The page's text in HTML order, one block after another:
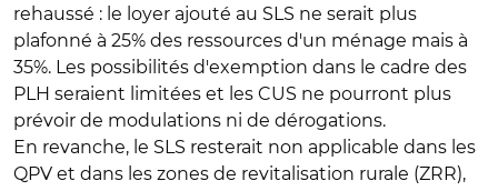
rehaussé : le loyer ajouté au SLS ne serait plus
plafonné à 25% des ressources d'un ménage mais à
35%. Les possibilités d'exemption dans le cadre des
PLH seraient limitées et les CUS ne pourront plus
prévoir de modulations ni de dérogations.
En revanche, le SLS resterait non applicable dans les
QPV et dans les zones de revitalisation rurale (ZRR),